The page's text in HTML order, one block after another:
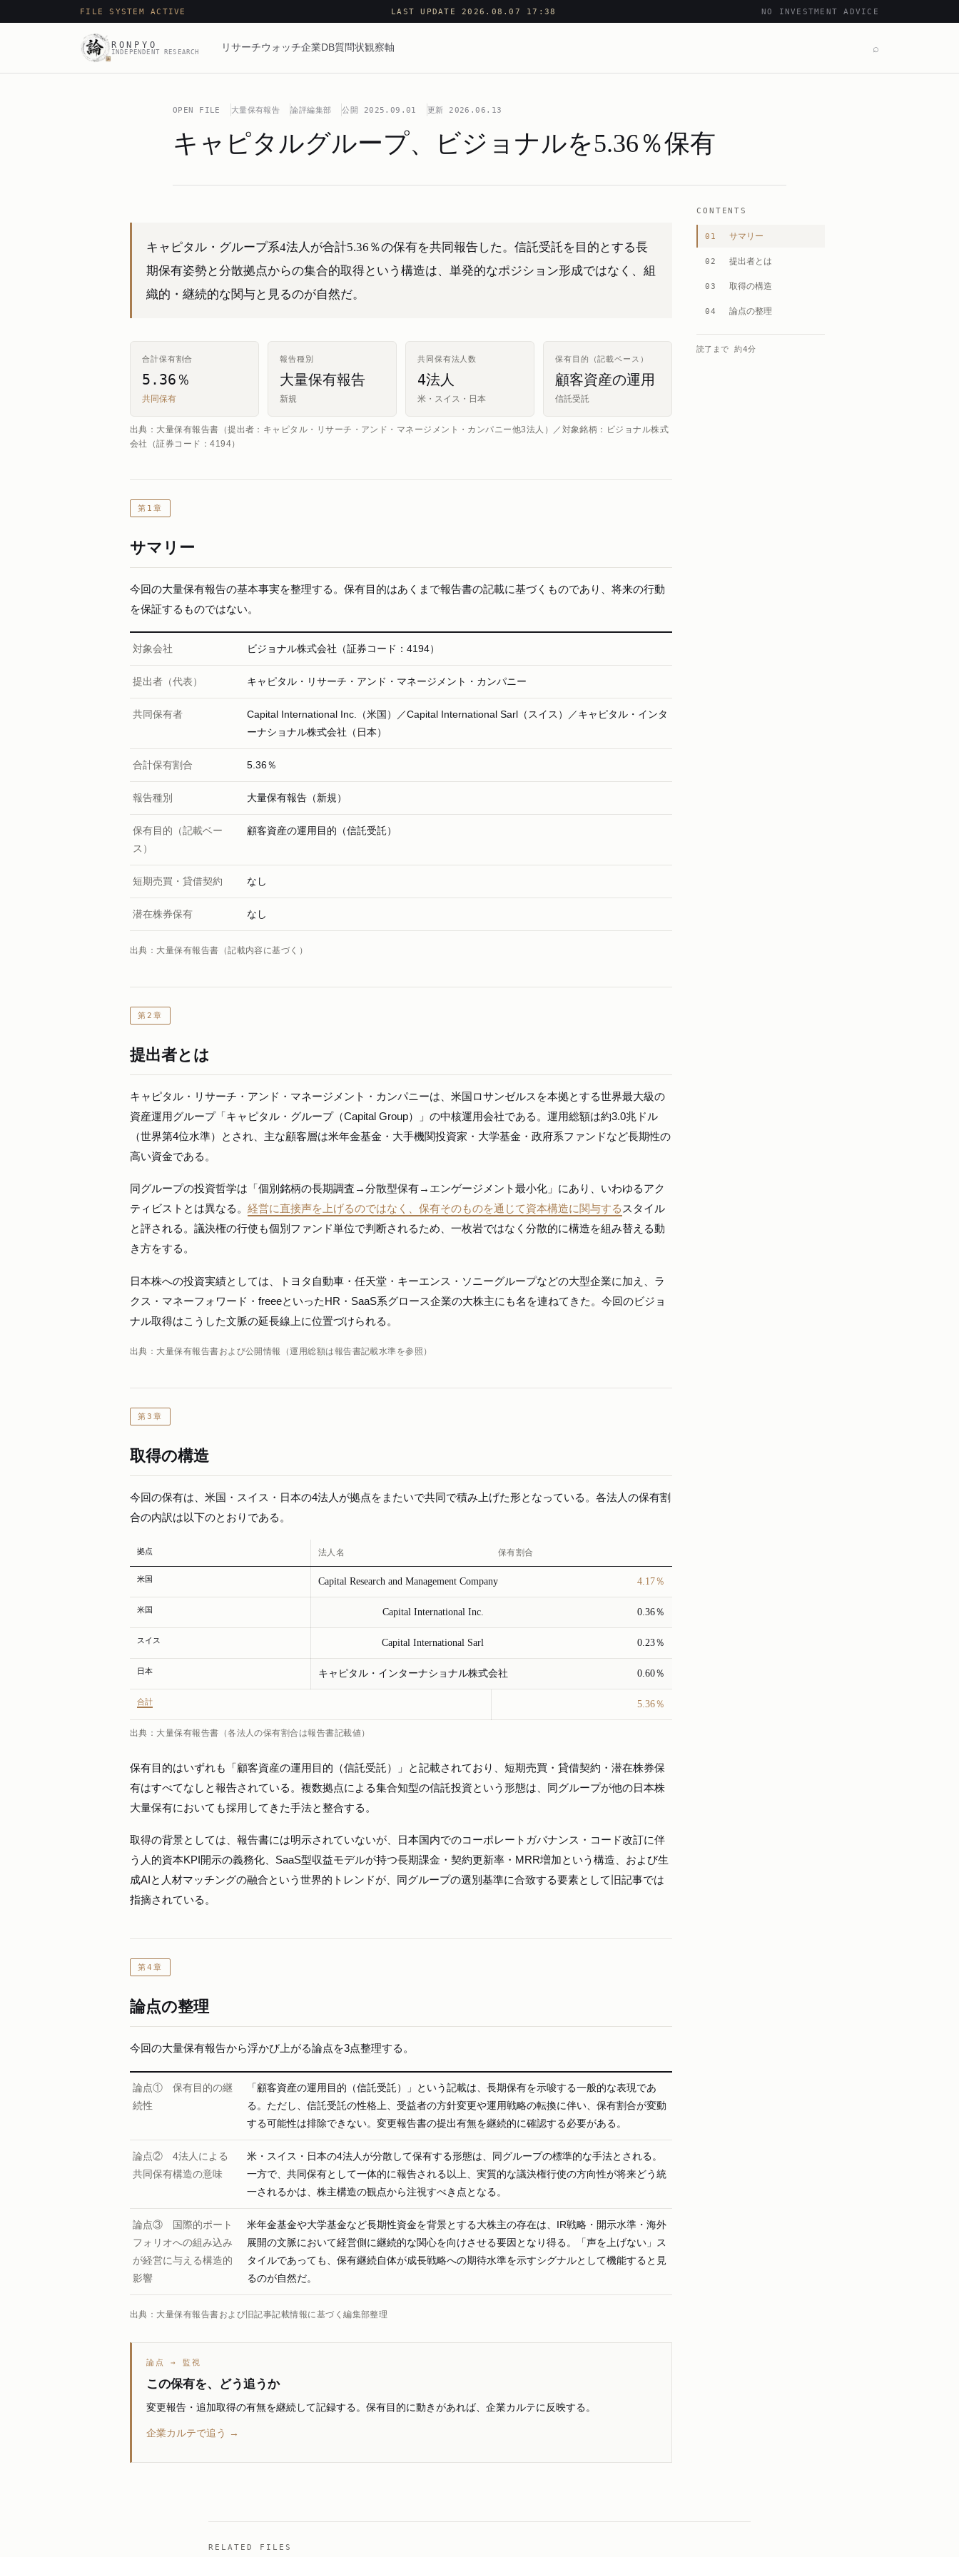
FILE SYSTEM ACTIVE LAST UPDATE 2026.08.07 17:38 NO INVESTMENT ADVICE
RONPYO
INDEPENDENT RESEARCH リサーチウォッチ企業DB質問状観察軸 ⌕
OPEN FILE 大量保有報告 論評編集部 公開 2025.09.01 更新 2026.06.13
キャピタルグループ、ビジョナルを5.36％保有
CONTENTS
01 サマリー
02 提出者とは
03 取得の構造
04 論点の整理
読了まで 約4分
キャピタル・グループ系4法人が合計5.36％の保有を共同報告した。信託受託を目的とする長
期保有姿勢と分散拠点からの集合的取得という構造は、単発的なポジション形成ではなく、組
織的・継続的な関与と見るのが自然だ。
合計保有割合
5.36％
共同保有
報告種別
大量保有報告
新規
共同保有法人数
4法人
米・スイス・日本
保有目的（記載ベース）
顧客資産の運用
信託受託
出典：大量保有報告書（提出者：キャピタル・リサーチ・アンド・マネージメント・カンパニー他3法人）／対象銘柄：ビジョナル株式
会社（証券コード：4194）
第1章
サマリー
今回の大量保有報告の基本事実を整理する。保有目的はあくまで報告書の記載に基づくものであり、将来の行動
を保証するものではない。
対象会社 ビジョナル株式会社（証券コード：4194）
提出者（代表） キャピタル・リサーチ・アンド・マネージメント・カンパニー
共同保有者
Capital International Inc.（米国）／Capital International Sarl（スイス）／キャピタル・インタ
ーナショナル株式会社（日本）
合計保有割合 5.36％
報告種別 大量保有報告（新規）
保有目的（記載ベー
ス）
顧客資産の運用目的（信託受託）
短期売買・貸借契約 なし
潜在株券保有 なし
出典：大量保有報告書（記載内容に基づく）
第2章
提出者とは
キャピタル・リサーチ・アンド・マネージメント・カンパニーは、米国ロサンゼルスを本拠とする世界最大級の
資産運用グループ「キャピタル・グループ（Capital Group）」の中核運用会社である。運用総額は約3.0兆ドル
（世界第4位水準）とされ、主な顧客層は米年金基金・大手機関投資家・大学基金・政府系ファンドなど長期性の
高い資金である。
同グループの投資哲学は「個別銘柄の長期調査→分散型保有→エンゲージメント最小化」にあり、いわゆるアク
ティビストとは異なる。 経営に直接声を上げるのではなく、保有そのものを通じて資本構造に関与するスタイル
と評される。議決権の行使も個別ファンド単位で判断されるため、一枚岩ではなく分散的に構造を組み替える動
き方をする。
日本株への投資実績としては、トヨタ自動車・任天堂・キーエンス・ソニーグループなどの大型企業に加え、ラ
クス・マネーフォワード・freeeといったHR・SaaS系グロース企業の大株主にも名を連ねてきた。今回のビジョ
ナル取得はこうした文脈の延長線上に位置づけられる。
出典：大量保有報告書および公開情報（運用総額は報告書記載水準を参照）
第3章
取得の構造
今回の保有は、米国・スイス・日本の4法人が拠点をまたいで共同で積み上げた形となっている。各法人の保有割
合の内訳は以下のとおりである。
拠点 法人名 保有割合
米国 Capital Research and Management Company 4.17％
米国 Capital International Inc. 0.36％
スイス Capital International Sarl 0.23％
日本 キャピタル・インターナショナル株式会社 0.60％
合計 5.36％
出典：大量保有報告書（各法人の保有割合は報告書記載値）
保有目的はいずれも「顧客資産の運用目的（信託受託）」と記載されており、短期売買・貸借契約・潜在株券保
有はすべてなしと報告されている。複数拠点による集合知型の信託投資という形態は、同グループが他の日本株
大量保有においても採用してきた手法と整合する。
取得の背景としては、報告書には明示されていないが、日本国内でのコーポレートガバナンス・コード改訂に伴
う人的資本KPI開示の義務化、SaaS型収益モデルが持つ長期課金・契約更新率・MRR増加という構造、および生
成AIと人材マッチングの融合という世界的トレンドが、同グループの選別基準に合致する要素として旧記事では
指摘されている。
第4章
論点の整理
今回の大量保有報告から浮かび上がる論点を3点整理する。
論点① 保有目的の継
続性
「顧客資産の運用目的（信託受託）」という記載は、長期保有を示唆する一般的な表現であ
る。ただし、信託受託の性格上、受益者の方針変更や運用戦略の転換に伴い、保有割合が変動
する可能性は排除できない。変更報告書の提出有無を継続的に確認する必要がある。
論点② 4法人による
共同保有構造の意味
米・スイス・日本の4法人が分散して保有する形態は、同グループの標準的な手法とされる。
一方で、共同保有として一体的に報告される以上、実質的な議決権行使の方向性が将来どう統
一されるかは、株主構造の観点から注視すべき点となる。
論点③ 国際的ポート
フォリオへの組み込み
が経営に与える構造的
影響
米年金基金や大学基金など長期性資金を背景とする大株主の存在は、IR戦略・開示水準・海外
展開の文脈において経営側に継続的な関心を向けさせる要因となり得る。「声を上げない」ス
タイルであっても、保有継続自体が成長戦略への期待水準を示すシグナルとして機能すると見
るのが自然だ。
出典：大量保有報告書および旧記事記載情報に基づく編集部整理
論点 → 監視
この保有を、どう追うか
変更報告・追加取得の有無を継続して記録する。保有目的に動きがあれば、企業カルテに反映する。
企業カルテで追う →
RELATED FILES